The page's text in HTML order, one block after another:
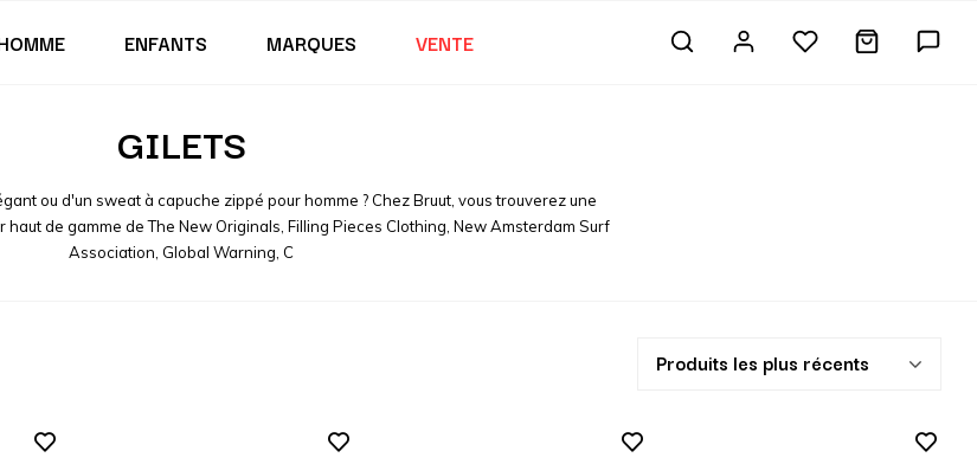
ENFANTS MARQUES VENTE
GILETS
ou d'un sweat à capuche zippé pour homme ? Chez Bruut, vous trouverez une
de gamme de The New Originals, Filling Pieces Clothing, New Amsterdam Surf
Association, Global Warning, C
Produits les plus récents